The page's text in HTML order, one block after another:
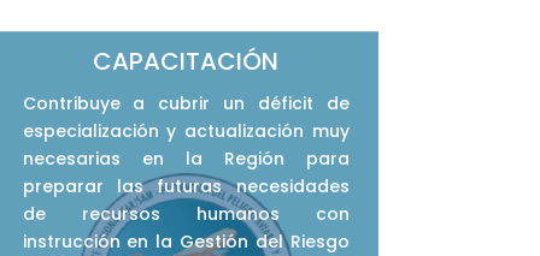
CAPACITACIÓN
Contribuye a cubrir un déficit de
especialización y actualización muy
necesarias en la Región para
preparar las futuras necesidades
de recursos humanos con
instrucción en la Gestión del Riesgo